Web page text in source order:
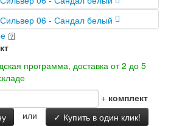
программа, доставка от 2 до 5
+ комплект
или
✓ Купить в один клик!